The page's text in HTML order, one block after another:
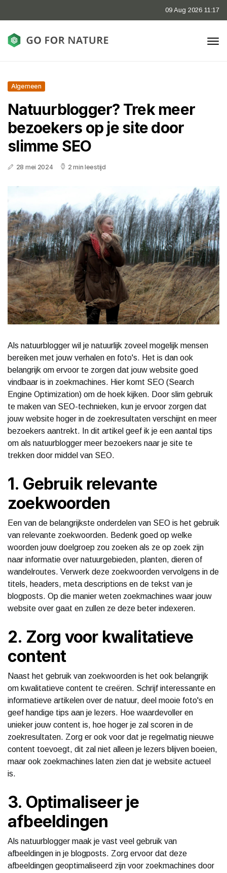
09 Aug 2026 11:17
Algemeen
Natuurblogger? Trek meer
bezoekers op je site door
slimme SEO
28 mei 2024 2 min leestijd
Als natuurblogger wil je natuurlijk zoveel mogelijk mensen
bereiken met jouw verhalen en foto's. Het is dan ook
belangrijk om ervoor te zorgen dat jouw website goed
vindbaar is in zoekmachines. Hier komt SEO (Search
Engine Optimization) om de hoek kijken. Door slim gebruik
te maken van SEO-technieken, kun je ervoor zorgen dat
jouw website hoger in de zoekresultaten verschijnt en meer
bezoekers aantrekt. In dit artikel geef ik je een aantal tips
om als natuurblogger meer bezoekers naar je site te
trekken door middel van SEO.
1. Gebruik relevante
zoekwoorden
Een van de belangrijkste onderdelen van SEO is het gebruik
van relevante zoekwoorden. Bedenk goed op welke
woorden jouw doelgroep zou zoeken als ze op zoek zijn
naar informatie over natuurgebieden, planten, dieren of
wandelroutes. Verwerk deze zoekwoorden vervolgens in de
titels, headers, meta descriptions en de tekst van je
blogposts. Op die manier weten zoekmachines waar jouw
website over gaat en zullen ze deze beter indexeren.
2. Zorg voor kwalitatieve
content
Naast het gebruik van zoekwoorden is het ook belangrijk
om kwalitatieve content te creëren. Schrijf interessante en
informatieve artikelen over de natuur, deel mooie foto's en
geef handige tips aan je lezers. Hoe waardevoller en
unieker jouw content is, hoe hoger je zal scoren in de
zoekresultaten. Zorg er ook voor dat je regelmatig nieuwe
content toevoegt, dit zal niet alleen je lezers blijven boeien,
maar ook zoekmachines laten zien dat je website actueel
is.
3. Optimaliseer je
afbeeldingen
Als natuurblogger maak je vast veel gebruik van
afbeeldingen in je blogposts. Zorg ervoor dat deze
afbeeldingen geoptimaliseerd zijn voor zoekmachines door